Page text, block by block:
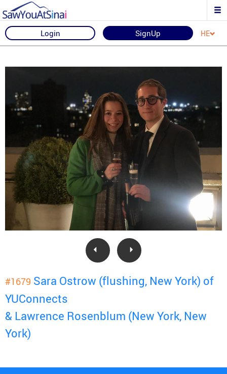
Login SignUp HE
#1679 Sara Ostrow (flushing, New York) of
YUConnects
& Lawrence Rosenblum (New York, New
York)